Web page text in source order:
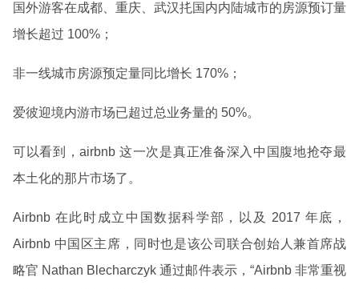
国外游客在成都、重庆、武汉扥国内内陆城市的房源预订量
增长超过 100%；
非一线城市房源预定量同比增长 170%；
爱彼迎境内游市场已超过总业务量的 50%。
可以看到，airbnb 这一次是真正准备深入中国腹地抢夺最
本土化的那片市场了。
Airbnb 在此时成立中国数据科学部，以及 2017 年底，
Airbnb 中国区主席，同时也是该公司联合创始人兼首席战
略官 Nathan Blecharczyk 通过邮件表示，“Airbnb 非常重视